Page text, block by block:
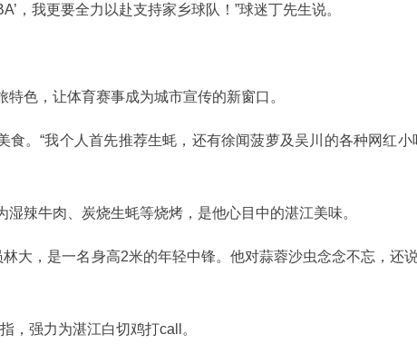
，我更要全力以赴支持家乡球队！”球迷丁先生说。
色，让体育赛事成为城市宣传的新窗口。
。“我个人首先推荐生蚝，还有徐闻菠萝及吴川的各种网红小
辣牛肉、炭烧生蚝等烧烤，是他心目中的湛江美味。
大，是一名身高2米的年轻中锋。他对蒜蓉沙虫念念不忘，还
，强力为湛江白切鸡打call。